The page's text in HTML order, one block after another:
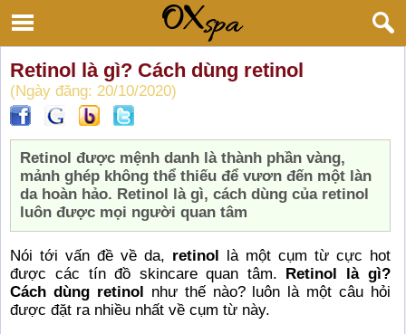
Retinol là gì? Cách dùng retinol
(Ngày đăng: 20/10/2020)
Retinol được mệnh danh là thành phần vàng,
mảnh ghép không thể thiếu để vươn đến một làn
da hoàn hảo. Retinol là gì, cách dùng của retinol
luôn được mọi người quan tâm
Nói tới vấn đề về da, retinol là một cụm từ cực hot
được các tín đồ skincare quan tâm. Retinol là gì?
Cách dùng retinol như thế nào? luôn là một câu hỏi
được đặt ra nhiều nhất về cụm từ này.